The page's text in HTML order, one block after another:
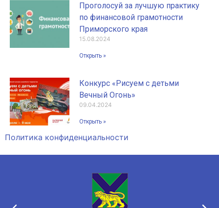
Проголосуй за лучшую практику
по финансовой грамотности
Приморского края
15.08.2024
Открыть »
Конкурс «Рисуем с детьми
Вечный Огонь»
09.04.2024
Открыть »
Политика конфиденциальности